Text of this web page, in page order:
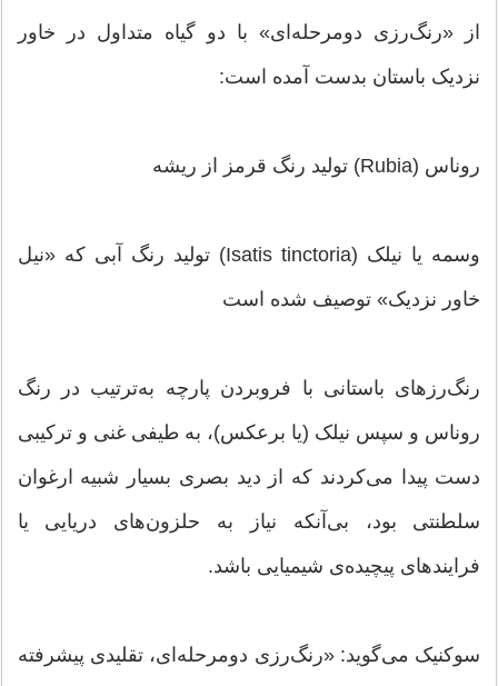
از «رنگ‌رزی دومرحله‌ای» با دو گیاه متداول در خاور
نزدیک باستان بدست آمده است:
روناس (Rubia) تولید رنگ قرمز از ریشه
وسمه یا نیلک (Isatis tinctoria) تولید رنگ آبی که «نیل
خاور نزدیک» توصیف شده است
رنگ‌رزهای باستانی با فروبردن پارچه به‌ترتیب در رنگ
روناس و سپس نیلک (یا برعکس)، به طیفی غنی و ترکیبی
دست پیدا می‌کردند که از دید بصری بسیار شبیه ارغوان
سلطنتی بود، بی‌آنکه نیاز به حلزون‌های دریایی یا
فرایندهای پیچیده‌ی شیمیایی باشد.
سوکنیک می‌گوید: «رنگ‌رزی دومرحله‌ای، تقلیدی پیشرفته